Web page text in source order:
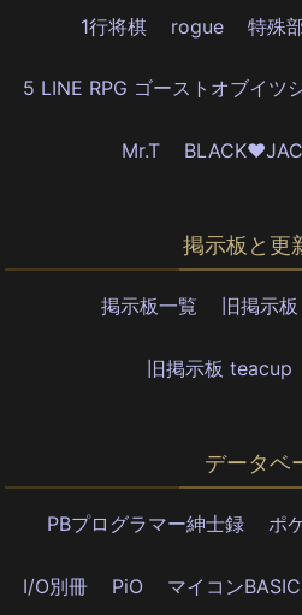
1行将棋 rogue 特殊
5 LINE RPG ゴーストオブイツ
Mr.T
掲示板と更
掲示板一覧 旧掲示
旧掲示板 teacup
データベ
PBプログラマー紳士録 ポ
I/O別冊 PiO マイコン